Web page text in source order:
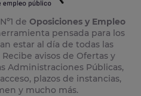
de Oposiciones y Empleo
pensada para los
estar al día de todas las
avisos de Ofertas y
Administraciones Públicas,
plazos de instancias,
y mucho más.